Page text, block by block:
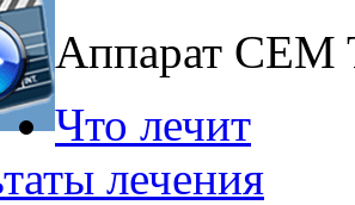
Аппарат CEM
Что лечит
лечения